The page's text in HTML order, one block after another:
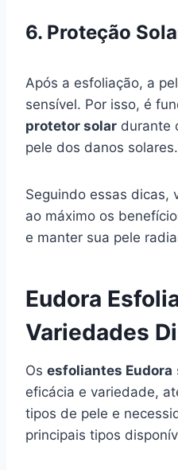
6. Proteção
Após a esfoliação, a
sensível. Por isso, é
protetor solar durante
pele dos danos solares.
Seguindo essas dicas,
ao máximo os
e manter sua pele
Eudora
Variedades
Os esfoliantes Eudora
eficácia e variedade,
tipos de pele e
principais tipos